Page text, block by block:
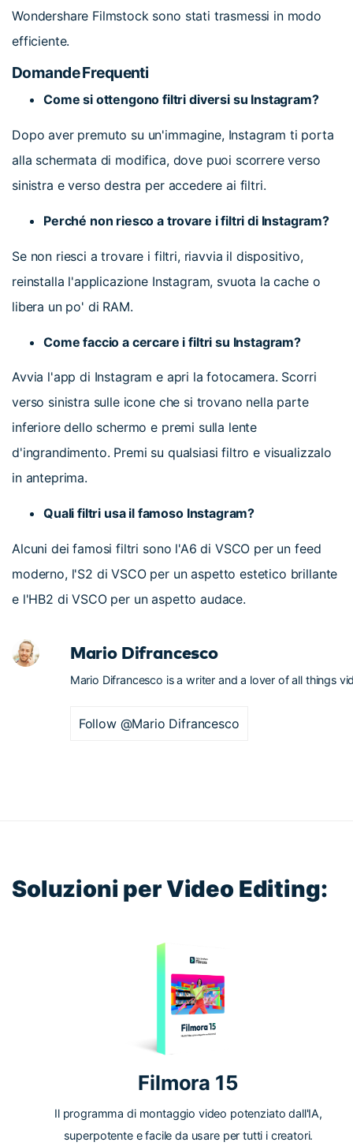
Wondershare Filmstock sono stati trasmessi in modo
efficiente.
Domande Frequenti
Come si ottengono filtri diversi su Instagram?
Dopo aver premuto su un'immagine, Instagram ti porta
alla schermata di modifica, dove puoi scorrere verso
sinistra e verso destra per accedere ai filtri.
Perché non riesco a trovare i filtri di Instagram?
Se non riesci a trovare i filtri, riavvia il dispositivo,
reinstalla l'applicazione Instagram, svuota la cache o
libera un po' di RAM.
Come faccio a cercare i filtri su Instagram?
Avvia l'app di Instagram e apri la fotocamera. Scorri
verso sinistra sulle icone che si trovano nella parte
inferiore dello schermo e premi sulla lente
d'ingrandimento. Premi su qualsiasi filtro e visualizzalo
in anteprima.
Quali filtri usa il famoso Instagram?
Alcuni dei famosi filtri sono l'A6 di VSCO per un feed
moderno, l'S2 di VSCO per un aspetto estetico brillante
e l'HB2 di VSCO per un aspetto audace.
Mario Difrancesco
Mario Difrancesco is a writer and a lover of all things
Follow @Mario Difrancesco
Soluzioni per Video Editing:
Filmora 15
Il programma di montaggio video potenziato dall'IA,
superpotente e facile da usare per tutti i creatori.